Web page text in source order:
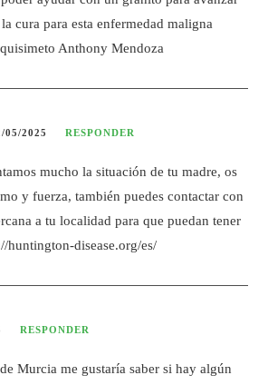
cura para esta enfermedad maligna
Anthony Mendoza
05/2025 RESPONDER
mucho la situación de tu madre, os
y fuerza, también puedes contactar con
a tu localidad para que puedan tener
huntington-disease.org/es/
RESPONDER
Murcia me gustaría saber si hay algún